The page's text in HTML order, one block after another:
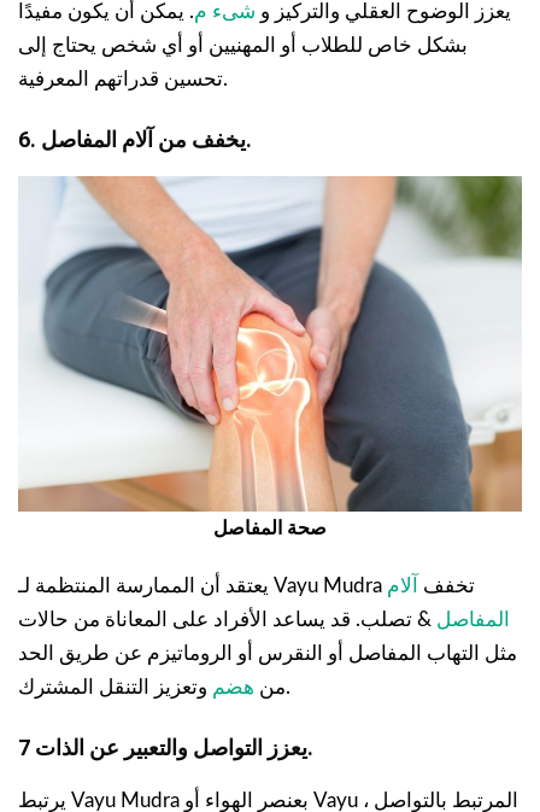
يعزز الوضوح العقلي والتركيز و شىء م. يمكن أن يكون مفيدًا
بشكل خاص للطلاب أو المهنيين أو أي شخص يحتاج إلى
تحسين قدراتهم المعرفية.
6. يخفف من آلام المفاصل.
صحة المفاصل
يعتقد أن الممارسة المنتظمة لـ Vayu Mudra تخفف
آلام
المفاصل & تصلب. قد يساعد الأفراد على المعاناة من حالات
مثل التهاب المفاصل أو النقرس أو الروماتيزم عن طريق الحد
من هضم وتعزيز التنقل المشترك.
7 يعزز التواصل والتعبير عن الذات.
يرتبط Vayu Mudra بعنصر الهواء أو Vayu ، المرتبط بالتواصل